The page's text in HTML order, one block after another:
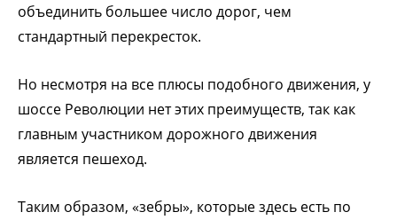
объединить большее число дорог, чем
стандартный перекресток.
Но несмотря на все плюсы подобного движения, у
шоссе Революции нет этих преимуществ, так как
главным участником дорожного движения
является пешеход.
Таким образом, «зебры», которые здесь есть по